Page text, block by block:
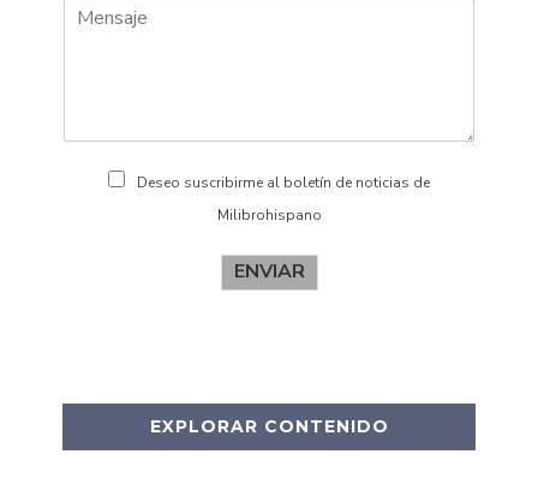
Deseo suscribirme al boletín de noticias de
Milibrohispano
ENVIAR
EXPLORAR CONTENIDO